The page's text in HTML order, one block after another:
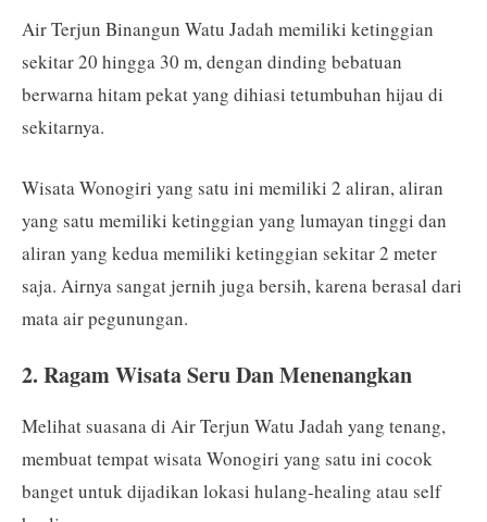
Air Terjun Binangun Watu Jadah memiliki ketinggian
sekitar 20 hingga 30 m, dengan dinding bebatuan
berwarna hitam pekat yang dihiasi tetumbuhan hijau di
sekitarnya.
Wisata Wonogiri yang satu ini memiliki 2 aliran, aliran
yang satu memiliki ketinggian yang lumayan tinggi dan
aliran yang kedua memiliki ketinggian sekitar 2 meter
saja. Airnya sangat jernih juga bersih, karena berasal dari
mata air pegunungan.
2. Ragam Wisata Seru Dan Menenangkan
Melihat suasana di Air Terjun Watu Jadah yang tenang,
membuat tempat wisata Wonogiri yang satu ini cocok
banget untuk dijadikan lokasi hulang-healing atau self